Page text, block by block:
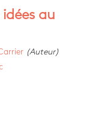
au
(Auteur)